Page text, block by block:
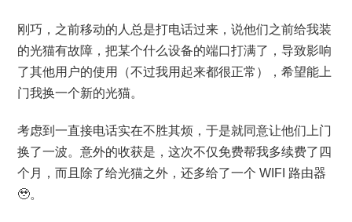
刚巧，之前移动的人总是打电话过来，说他们之前给我装
的光猫有故障，把某个什么设备的端口打满了，导致影响
了其他用户的使用（不过我用起来都很正常），希望能上
门我换一个新的光猫。
考虑到一直接电话实在不胜其烦，于是就同意让他们上门
换了一波。意外的收获是，这次不仅免费帮我多续费了四
个月，而且除了给光猫之外，还多给了一个 WIFI 路由器
🥹。